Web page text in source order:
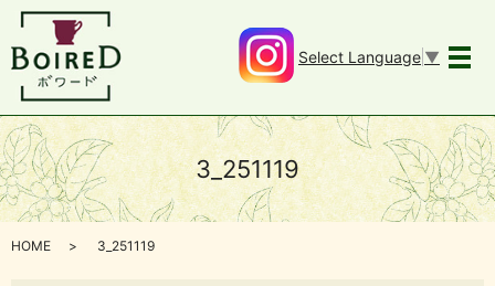
メ
Select Language ▼
3_251119
HOME 3_251119